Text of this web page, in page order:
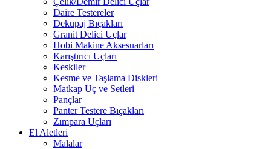
Daire Testereler
Dekupaj Bıçakları
Granit Delici Uçlar
Hobi Makine Aksesuarları
Karıştırıcı Uçları
Keskiler
Kesme ve Taşlama Diskleri
Matkap Uç ve Setleri
Pançlar
Panter Testere Bıçakları
Zımpara Uçları
El Aletleri
Malalar